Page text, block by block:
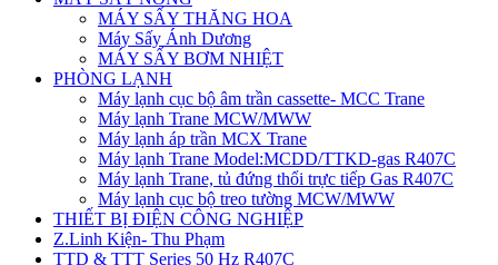
MÁY SẤY THĂNG HOA
Máy Sấy Ánh Dương
MÁY SẤY BƠM NHIỆT
PHÒNG LẠNH
Máy lạnh cục bộ âm trần cassette- MCC Trane
Máy lạnh Trane MCW/MWW
Máy lạnh áp trần MCX Trane
Máy lạnh Trane Model:MCDD/TTKD-gas R407C
Máy lạnh Trane, tủ đứng thổi trực tiếp Gas R407C
Máy lạnh cục bộ treo tường MCW/MWW
THIẾT BỊ ĐIỆN CÔNG NGHIỆP
Z.Linh Kiện- Thu Phạm
TTD & TTT Series 50 Hz R407C